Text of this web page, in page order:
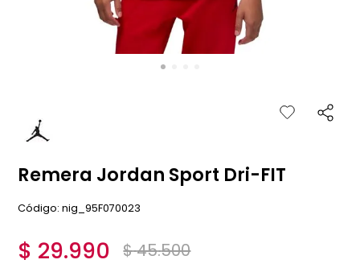
Remera Jordan Sport Dri-FIT
:nig_95F070023
$ 29.990 $45.500